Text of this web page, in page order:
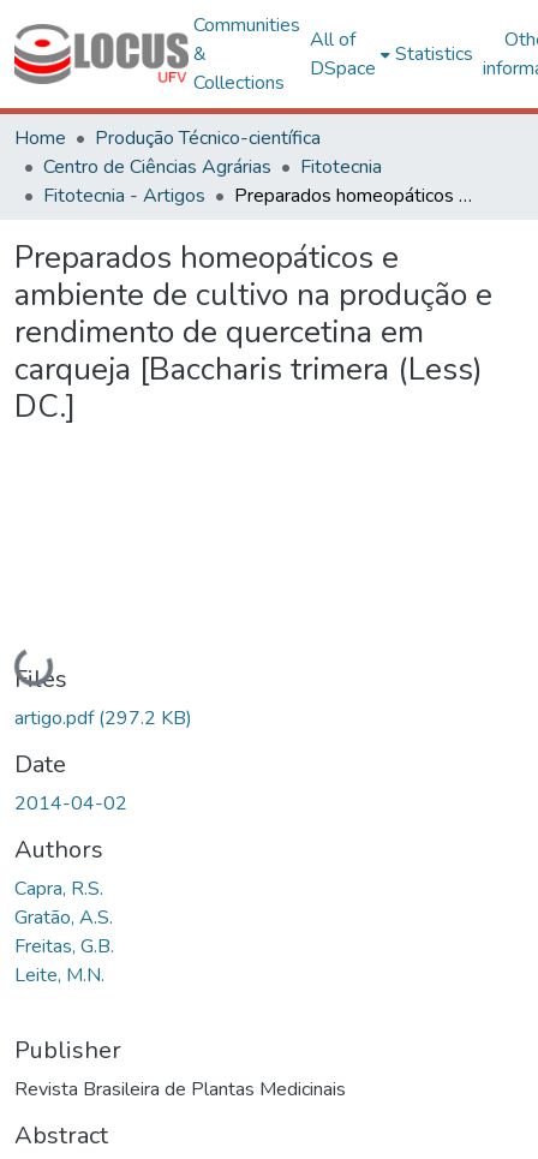
Communities
&
Collections
All of
DSpace
Statistics
Home
Produção Técnico-científica
Centro de Ciências Agrárias
Fitotecnia
Fitotecnia - Artigos
Preparados homeopáticos e ambiente de cultivo na produção e rendimento de quercetina em carqueja [Baccharis trimera (Less) DC.]
Preparados homeopáticos e
ambiente de cultivo na produção e
rendimento de quercetina em
carqueja [Baccharis trimera (Less)
DC.]
Loading...
Files
artigo.pdf(297.2 KB)
Date
2014-04-02
Authors
Capra, R.S.
Gratão, A.S.
Freitas, G.B.
Leite, M.N.
Publisher
Revista Brasileira de Plantas Medicinais
Abstract